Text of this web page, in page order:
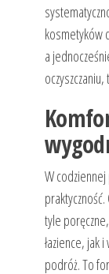
kosmetyków
a
W codziennej
tyle
łazience, jak
podróż. To